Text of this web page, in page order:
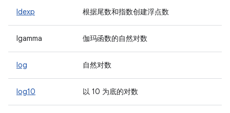
ldexp 根据尾数和指数创建浮点数
lgamma 伽玛函数的自然对数
log 自然对数
log10 以 10 为底的对数